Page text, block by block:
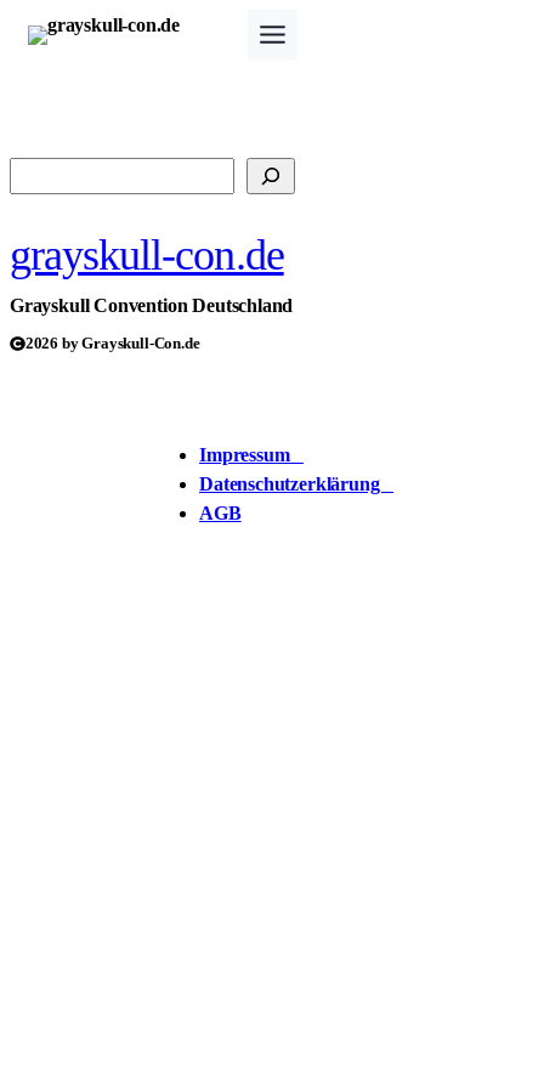
Zum
Inhalt
grayskull-con.de
Grayskull Convention Deutschland
2026 by Grayskull-Con.de
Impressum
Datenschutzerklärung
AGB